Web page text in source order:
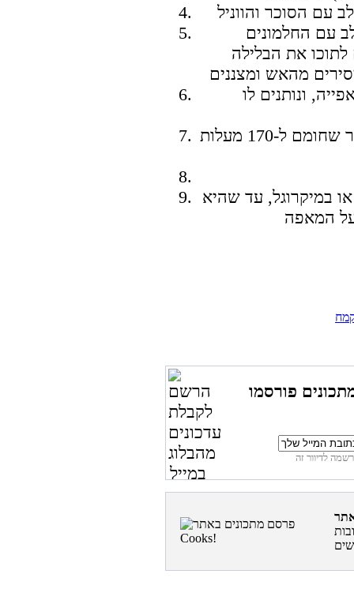
עם החלמונים
את הבלילה
ונותנים לו
מושחים את הבצק בביצה ואופים בתנור שחומם ל-170 מעלות
במיקרוגל, עד שהיא
פורסמו